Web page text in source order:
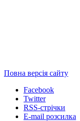
Повна версія сайту
Facebook
Twitter
RSS-стрічки
E-mail розсилка